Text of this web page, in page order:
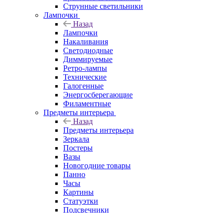
Струнные светильники
Лампочки
Назад
Лампочки
Накаливания
Светодиодные
Диммируемые
Ретро-лампы
Технические
Галогенные
Энергосберегающие
Филаментные
Предметы интерьера
Назад
Предметы интерьера
Зеркала
Постеры
Вазы
Новогодние товары
Панно
Часы
Картины
Статуэтки
Подсвечники